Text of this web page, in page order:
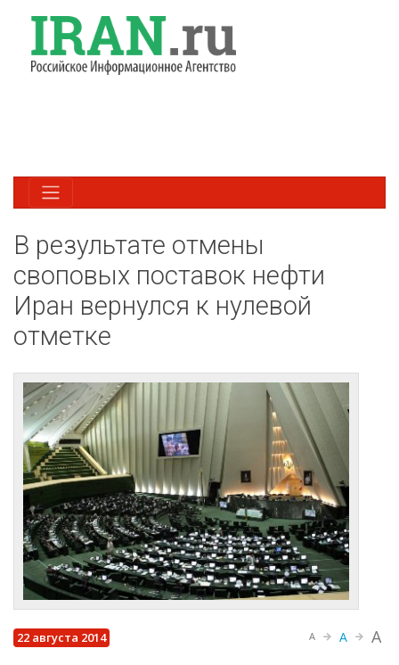
В результате отмены
своповых поставок нефти
Иран вернулся к нулевой
отметке
22 августа 2014 A A A